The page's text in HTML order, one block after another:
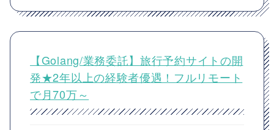
【Golang/業務委託】旅行予約サイトの開
発★2年以上の経験者優遇！フルリモート
で月70万～